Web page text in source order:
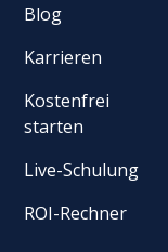
Blog
Karrieren
Kostenfrei
starten
Live-Schulung
ROI-Rechner